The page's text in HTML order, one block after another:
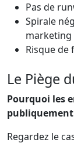
Pas de
Spirale
marketing
Risque de
Le Piège
Pourquoi les
publiquement
Regardez le